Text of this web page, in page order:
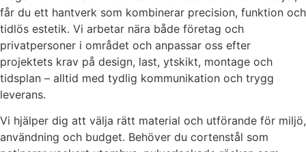
får du ett hantverk som kombinerar precision, funktion och
tidlös estetik. Vi arbetar nära både företag och
privatpersoner i området och anpassar oss efter
projektets krav på design, last, ytskikt, montage och
tidsplan – alltid med tydlig kommunikation och trygg
leverans.
Vi hjälper dig att välja rätt material och utförande för miljö,
användning och budget. Behöver du cortenstål som